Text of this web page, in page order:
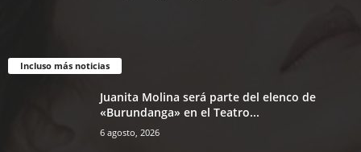
Incluso más noticias
Juanita Molina será parte del elenco de
«Burundanga» en el Teatro...
6 agosto, 2026